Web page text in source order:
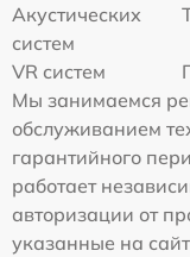
Акустических
систем
VR систем
Мы занимаемся
обслуживанием
гарантийного
работает
авторизации от
указанные на